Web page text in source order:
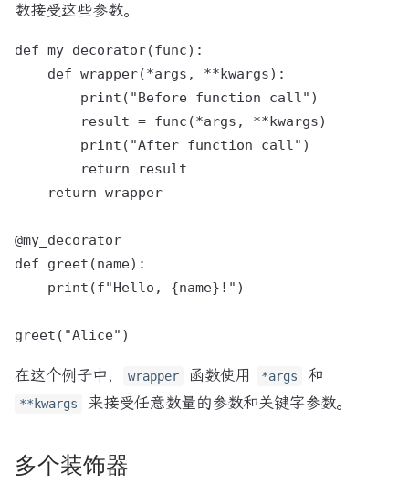
数接受这些参数。
def my_decorator(func):
    def wrapper(*args, **kwargs):
        print("Before function call")
        result = func(*args, **kwargs)
        print("After function call")
        return result
    return wrapper
@my_decorator
def greet(name):
    print(f"Hello, {name}!")
在这个例子中， wrapper 函数使用 *args 和
**kwargs 来接受任意数量的参数和关键字参数。
多个装饰器